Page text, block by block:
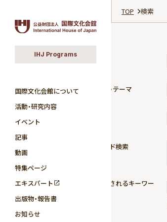
IHJ Programs
国際文化会館について
活動・研究内容
イベント
記事
動画
特集ページ
エキスパート
出版物・報告書
お知らせ
TOP 検索
研究分野・テーマ
キーワード検索
よく検索されるキーワー